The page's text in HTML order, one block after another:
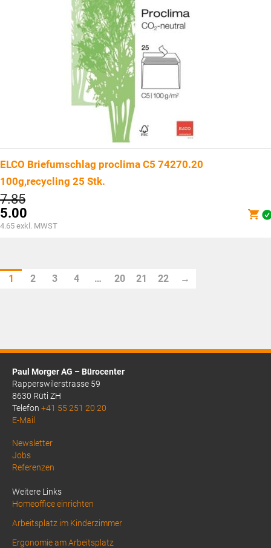
ELCO Briefumschlag proclima C5 74270.20
100g,recycling 25 Stk.
7.85Ursprünglicher
Preis
war:
CHF7.85
5.00
Aktueller
4.65 exkl. MWST
1 2 3 4 … 20 21 22 →
Paul Morger AG – Bürocenter
Rapperswilerstrasse 59
8630 Rüti ZH
Telefon +41 55 251 20 20
E-Mail
Above
Footer
Newsletter
Jobs
Referenzen
Weitere Links
Homeoffice einrichten
Arbeitsplatz im Kinderzimmer
Ergonomie am Arbeitsplatz